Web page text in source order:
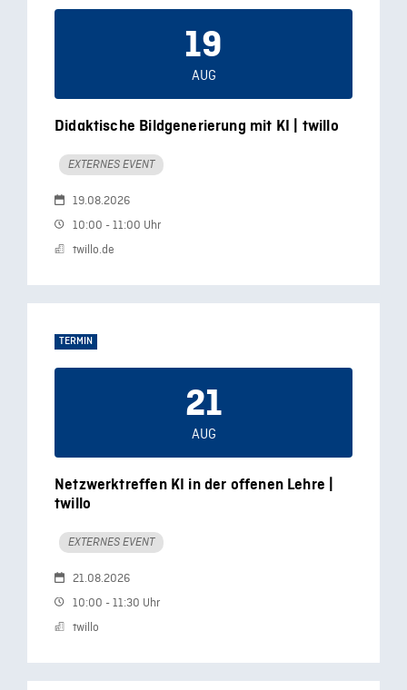
Didaktische Bildgenerierung mit KI | twillo
EXTERNES EVENT
19.08.2026
10:00 - 11:00 Uhr
twillo.de
19
AUG
TERMIN
Netzwerktreffen KI in der offenen Lehre |
twillo
EXTERNES EVENT
21.08.2026
10:00 - 11:30 Uhr
twillo
21
AUG